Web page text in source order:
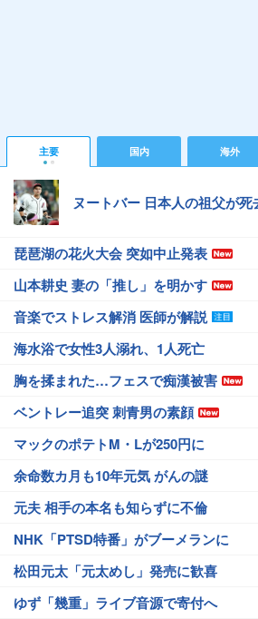
主要 国内 海外
ヌートバー 日本人の祖父が死
琵琶湖の花火大会 突如中止発表
山本耕史 妻の「推し」を明かす
音楽でストレス解消 医師が解説
海水浴で女性3人溺れ、1人死亡
胸を揉まれた…フェスで痴漢被害
ベントレー追突 刺青男の素顔
マックのポテトM・Lが250円に
余命数カ月も10年元気 がんの謎
元夫 相手の本名も知らずに不倫
NHK「PTSD特番」がブーメランに
松田元太「元太めし」発売に歓喜
ゆず「幾重」ライブ音源で寄付へ